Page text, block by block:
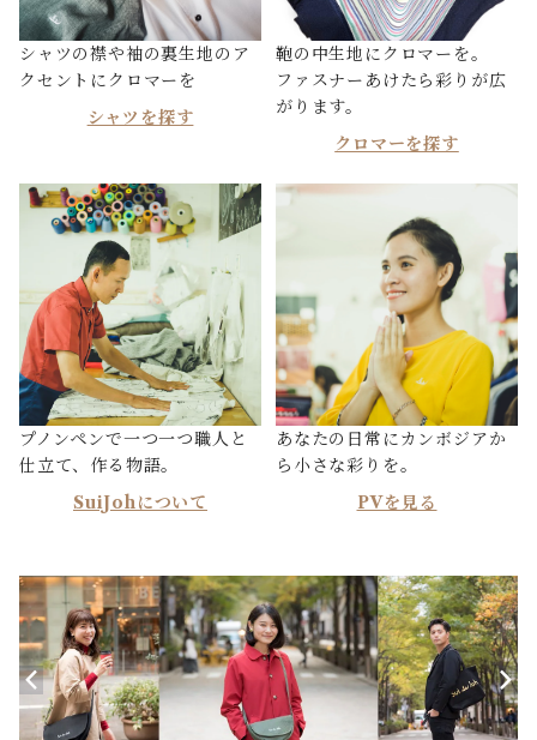
シャツの襟や袖の裏生地のア
クセントにクロマーを
シャツを探す
鞄の中生地にクロマーを。
ファスナーあけたら彩りが広
がります。
クロマーを探す
プノンペンで一つ一つ職人と
仕立て、作る物語。
SuiJohについて
あなたの日常にカンボジアか
ら小さな彩りを。
PVを見る